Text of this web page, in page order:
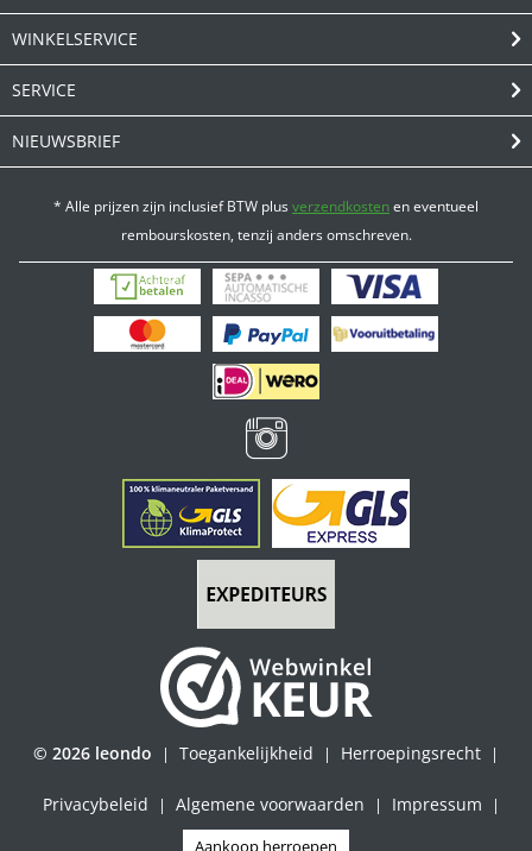
WINKELSERVICE
SERVICE
NIEUWSBRIEF
* Alle prijzen zijn inclusief BTW plusverzendkostenen eventueel
rembourskosten, tenzij anders omschreven.
© 2026 leondo | Toegankelijkheid | Herroepingsrecht |
Privacybeleid | Algemene voorwaarden | Impressum
|
Aankoop herroepen